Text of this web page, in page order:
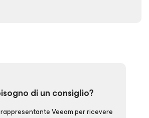
di un consiglio?
Veeam per ricevere